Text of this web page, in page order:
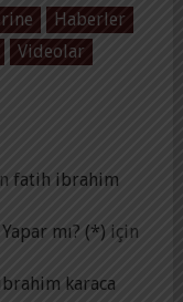
Haberler
Videolar
fatih ibrahim
mı? (*) için
karaca